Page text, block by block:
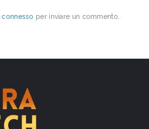
connesso per inviare un commento.